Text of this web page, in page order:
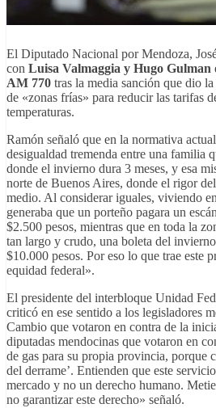
El Diputado Nacional por Mendoza,
con Luisa Valmaggia y Hugo Gulman
AM 770 tras la media sanción que dio
de «zonas frías» para reducir las tarifas
temperaturas.
Ramón señaló que en la normativa
desigualdad tremenda entre una familia
donde el invierno dura 3 meses, y esa
norte de Buenos Aires, donde el rigor
medio. Al considerar iguales, viviendo
generaba que un porteño pagara un
$2.500 pesos, mientras que en toda la
tan largo y crudo, una boleta del
$10.000 pesos. Por eso lo que trae este
equidad federal».
El presidente del interbloque Unidad
criticó en ese sentido a los legisladores
Cambio que votaron en contra de la
diputadas mendocinas que votaron en
de gas para su propia provincia, porque
del derrame’. Entienden que este
mercado y no un derecho humano. M
no garantizar este derecho» señaló.